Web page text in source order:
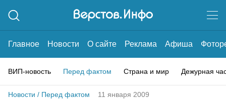
Главное Новости О сайте Реклама Афиша
ВИП-новость Перед фактом Страна и мир Дежурная
Новости / Перед фактом 11 января 2009